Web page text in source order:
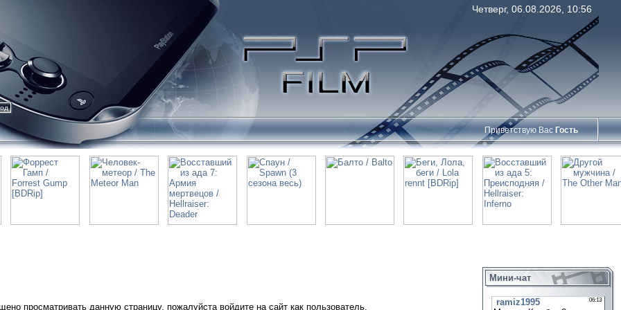
Четверг, 06.08.2026, 10:56
Приветствую Вас Гость
просматривать данную страницу, пожалуйста войдите на сайт как пользователь.
Мини-чат